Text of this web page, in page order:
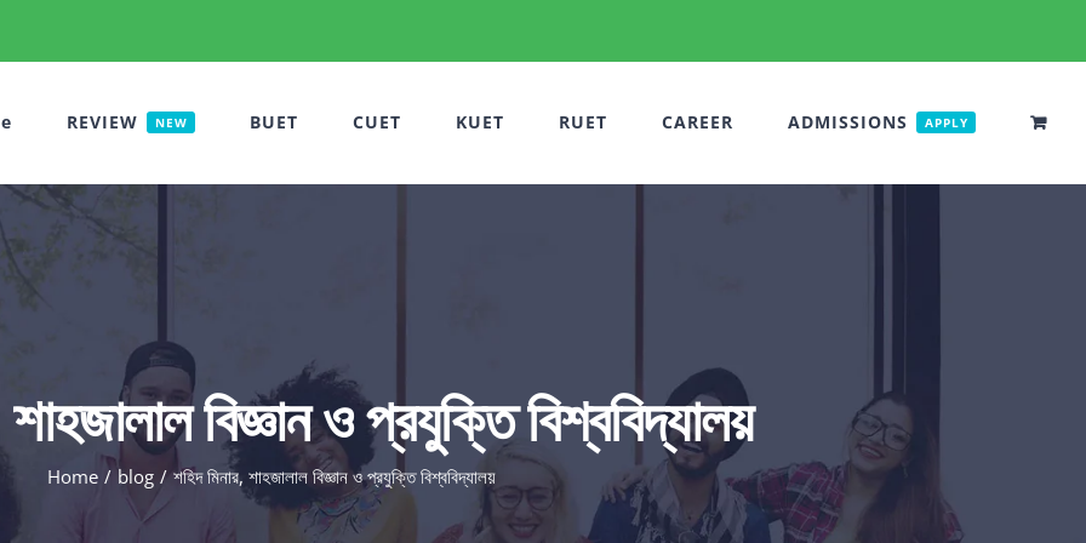
REVIEW NEW BUET CUET KUET RUET CAREER ADMISSIONS APPLY
বিজ্ঞান ও প্রযুক্তি বিশ্ববিদ্যালয়
Home blog শহিদ মিনার, শাহজালাল বিজ্ঞান ও প্রযুক্তি বিশ্ববিদ্যালয়